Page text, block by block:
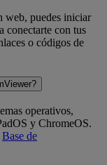
web, puedes iniciar
conectarte con tus
o códigos de
operativos,
y ChromeOS.
Base de